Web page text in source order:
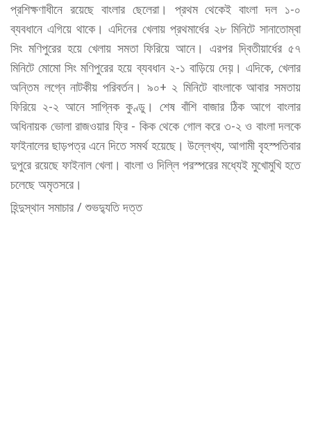
প্রশিক্ষণাধীনে রয়েছে বাংলার ছেলেরা। প্রথম থেকেই বাংলা দল ১-০
ব্যবধানে এগিয়ে থাকে। এদিনের খেলায় প্রথমার্ধের ২৮ মিনিটে সানাতোম্বা
সিং মণিপুরের হয়ে খেলায় সমতা ফিরিয়ে আনে। এরপর দ্বিতীয়ার্ধের ৫৭
মিনিটে মোমো সিং মণিপুরের হয়ে ব্যবধান ২-১ বাড়িয়ে দেয়়। এদিকে, খেলার
অন্তিম লগ্নে নাটকীয় পরিবর্তন। ৯০+ ২ মিনিটে বাংলাকে আবার সমতায়
ফিরিয়ে ২-২ আনে সাগ্নিক কুণ্ডু। শেষ বাঁশি বাজার ঠিক আগে বাংলার
অধিনায়ক ভোলা রাজওয়ার ফ্রি - কিক থেকে গোল করে ৩-২ ও বাংলা দলকে
ফাইনালের ছাড়পত্র এনে দিতে সমর্থ হয়েছে। উল্লেখ্য, আগামী বৃহস্পতিবার
দুপুরে রয়েছে ফাইনাল খেলা। বাংলা ও দিল্লি পরস্পরের মধ্যেই মুখোমুখি হতে
চলেছে অমৃতসরে।
হিন্দুস্থান সমাচার / শুভদ্যুতি দত্ত